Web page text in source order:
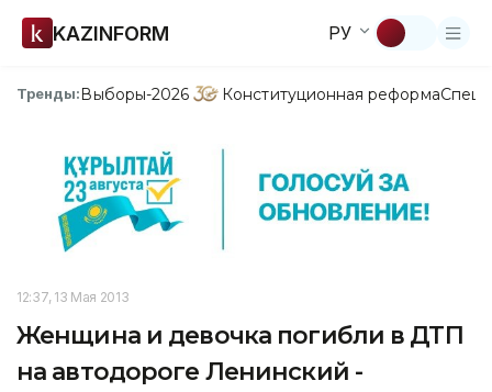
KAZINFORM РУ
Тренды:Выборы-2026 Конституционная реформа
12:37, 13 Мая 2013
Женщина и девочка погибли в ДТП
на автодороге Ленинский -